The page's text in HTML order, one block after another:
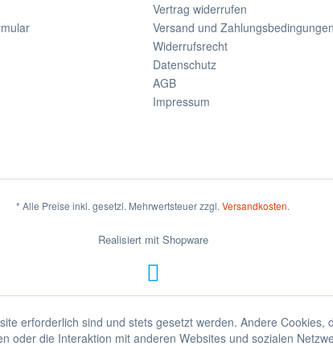
Vertrag widerrufen
Versand und Zahlungsbedingungen
Widerrufsrecht
Datenschutz
AGB
Impressum
* Alle Preise inkl. gesetzl. Mehrwertsteuer zzgl. Versandkosten.
Realisiert mit Shopware
erforderlich sind und stets gesetzt werden. Andere Cookies,
oder die Interaktion mit anderen Websites und sozialen